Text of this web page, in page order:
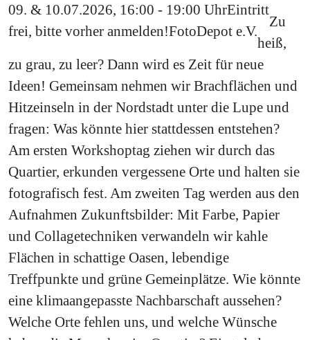
09. & 10.07.2026, 16:00 - 19:00 UhrEintritt
frei, bitte vorher anmelden!FotoDepot e.V.
Zu
heiß,
zu grau, zu leer? Dann wird es Zeit für neue
Ideen! Gemeinsam nehmen wir Brachflächen und
Hitzeinseln in der Nordstadt unter die Lupe und
fragen: Was könnte hier stattdessen entstehen?
Am ersten Workshoptag ziehen wir durch das
Quartier, erkunden vergessene Orte und halten sie
fotografisch fest. Am zweiten Tag werden aus den
Aufnahmen Zukunftsbilder: Mit Farbe, Papier
und Collagetechniken verwandeln wir kahle
Flächen in schattige Oasen, lebendige
Treffpunkte und grüne Gemeinplätze. Wie könnte
eine klimaangepasste Nachbarschaft aussehen?
Welche Orte fehlen uns, und welche Wünsche